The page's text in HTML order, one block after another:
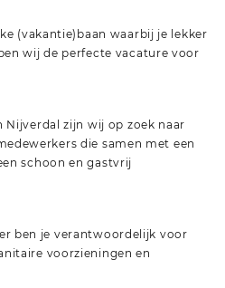
(vakantie)baan waarbij je lekker
wij de perfecte vacature voor
Nijverdal zijn wij op zoek naar
die samen met een
schoon en gastvrij
ben je verantwoordelijk voor
voorzieningen en